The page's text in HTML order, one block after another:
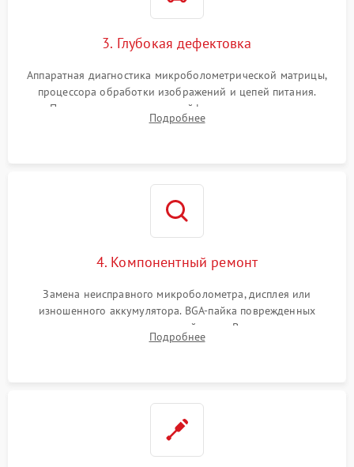
3. Глубокая дефектовка
Аппаратная диагностика микроболометрической матрицы,
процессора обработки изображений и цепей питания.
Проверка целостности шлейфов, модуля памяти и
интерфейсов связи. Выявление сгоревших SMD-компонентов
Подробнее
4. Компонентный ремонт
Замена неисправного микроболометра, дисплея или
изношенного аккумулятора. BGA-пайка поврежденных
контроллеров на материнской плате. Восстановление
разъемов и кнопок, замена поврежденных элементов
Подробнее